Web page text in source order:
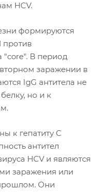
HCV.
формируются
"core". В период
заражении в
IgG антитела не
но и к
к гепатиту С
антител
HCV и являются
заражения или
Они